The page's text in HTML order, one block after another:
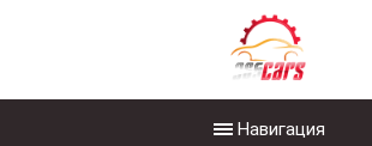
Навигация